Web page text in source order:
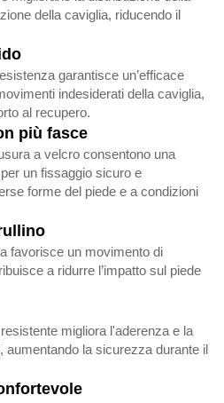
della caviglia, riducendo il
garantisce un’efficace
indesiderati della caviglia,
al recupero.
più fasce
a velcro consentono una
un fissaggio sicuro e
forme del piede e a condizioni
favorisce un movimento di
a ridurre l’impatto sul piede
migliora l'aderenza e la
aumentando la sicurezza durante il